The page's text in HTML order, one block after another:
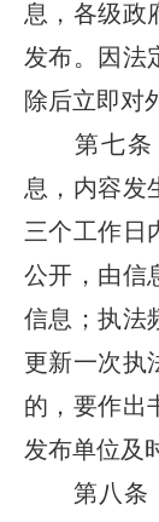
息，各级政
发布。因法
除后立即对
第七条
息，内容发
三个工作日
公开，由信
信息；执法
更新一次执
的，要作出
发布单位及
第八条